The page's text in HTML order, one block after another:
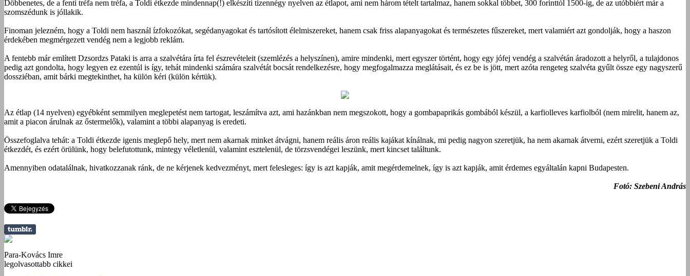
Döbbenetes, de a fenti tréfa nem tréfa, a Toldi étkezde mindennap(!) elkészíti tizennégy nyelven az étlapot, ami nem három tételt tartalmaz, hanem sokkal többet, 300 forinttól 1500-ig, de az utóbbiért már a
szomszédunk is jóllakik.
Finoman jelezném, hogy a Toldi nem használ ízfokozókat, segédanyagokat és tartósított élelmiszereket, hanem csak friss alapanyagokat és természetes fűszereket, mert valamiért azt gondolják, hogy a haszon
érdekében megmérgezett vendég nem a legjobb reklám.
A fentebb már említett Dzsordzs Pataki is arra a szalvétára írta fel észrevételeit (szemlézés a helyszínen), amire mindenki, mert egyszer történt, hogy egy jófej vendég a szalvétán áradozott a helyről, a tulajdonos
pedig azt gondolta, hogy legyen ez ezentúl is így, tehát mindenki számára szalvétát bocsát rendelkezésre, hogy megfogalmazza meglátásait, és ez be is jött, mert azóta rengeteg szalvéta gyűlt össze egy nagyszerű
dossziéban, amit bárki megtekinthet, ha külön kéri (külön kértük).
Az étlap (14 nyelven) egyébként semmilyen meglepetést nem tartogat, leszámítva azt, ami hazánkban nem megszokott, hogy a gombapaprikás gombából készül, a karfiolleves karfiolból (nem mirelit, hanem az,
amit a piacon árulnak az őstermelők), valamint a többi alapanyag is eredeti.
Összefoglalva tehát: a Toldi étkezde igenis meglepő hely, mert nem akarnak minket átvágni, hanem reális áron reális kajákat kínálnak, mi pedig nagyon szeretjük, ha nem akarnak átverni, ezért szeretjük a Toldi
étkezdét, és ezért örülünk, hogy belefutottunk, mintegy véletlenül, valamint esztelenül, de törzsvendégei leszünk, mert kincset találtunk.
Amennyiben odatalálnak, hivatkozzanak ránk, de ne kérjenek kedvezményt, mert felesleges: így is azt kapják, amit megérdemelnek, így is azt kapják, amit érdemes egyáltalán kapni Budapesten.
Fotó: Szebeni András
Para-Kovács Imre
legolvasottabb cikkei